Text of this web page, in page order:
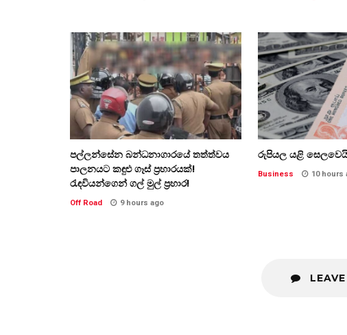
පල්ලන්සේන බන්ධනාගාරයේ තත්ත්වය
පාලනයට කඳුළු ගෑස් ප්‍රහාරයක්!
රැඳවියන්ගෙන් ගල් මුල් ප්‍රහාර!
Off Road 9 hours ago
රුපියල යළි
Business 10 hours